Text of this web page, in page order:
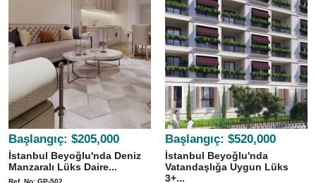
Başlangıç: $205,000
İstanbul Beyoğlu'nda Deniz
Manzaralı Lüks Daire...
Ref. No: GP-502
Başlangıç: $520,000
İstanbul Beyoğlu'nda
Vatandaşlığa Uygun Lüks
3+...